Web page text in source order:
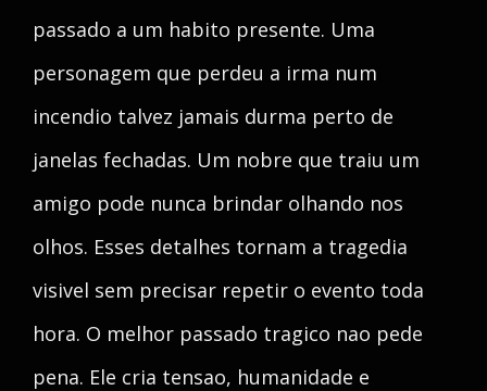
passado a um habito presente. Uma
personagem que perdeu a irma num
incendio talvez jamais durma perto de
janelas fechadas. Um nobre que traiu um
amigo pode nunca brindar olhando nos
olhos. Esses detalhes tornam a tragedia
visivel sem precisar repetir o evento toda
hora. O melhor passado tragico nao pede
pena. Ele cria tensao, humanidade e